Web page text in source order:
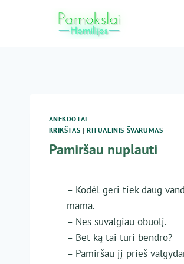
ANEKDOTAI
KRIKŠTAS |RITUALINIS ŠVARUMAS
Pamiršau nuplauti
– Kodėl geri tiek daug
mama.
– Nes suvalgiau obuolį.
– Bet ką tai turi bendro?
– Pamiršau jį prieš